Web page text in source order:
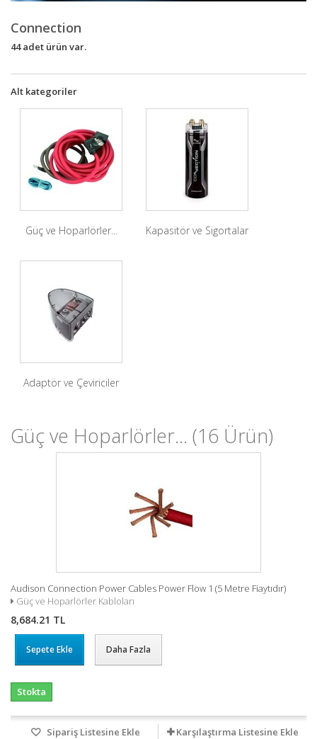
Connection
44 adet ürün var.
Alt kategoriler
Güç ve Hoparlörler... Kapasitör ve Sigortalar
Adaptör ve Çeviriciler
Güç ve Hoparlörler... (16 Ürün)
Audison Connection Power Cables Power Flow 1 (5 Metre Fiaytıdır)
Güç ve Hoparlörler Kabloları
8,684.21 TL
Sepete Ekle Daha Fazla
Stokta
Sipariş Listesine Ekle Karşılaştırma Listesine Ekle